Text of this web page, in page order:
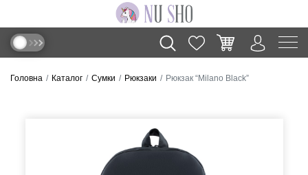
Головна Каталог Сумки Рюкзаки Рюкзак “Milano Black”